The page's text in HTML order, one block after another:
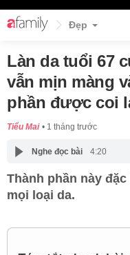
Đẹp
Làn da tuổi 67
vẫn mịn màng
phần được coi
Tiểu Mai 1 tháng trước
Nghe đọc bài 4:20
Thành phần này
mọi loại da.